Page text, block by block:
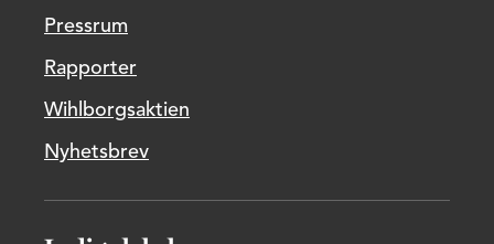
Pressrum
Rapporter
Wihlborgsaktien
Nyhetsbrev